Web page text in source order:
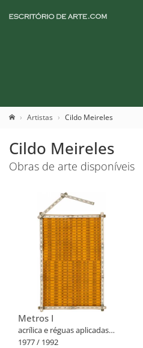
Artistas Cildo Meireles
Cildo Meireles
Obras de arte disponíveis
Metros I
acrílica e réguas aplicadas
sobre tela
1977 / 1992